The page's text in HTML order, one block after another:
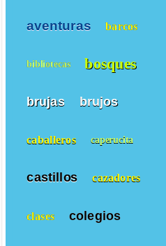
aventuras barcos
bibliotecas bosques
brujas brujos
caballeros caperucita
castillos cazadores
clases colegios